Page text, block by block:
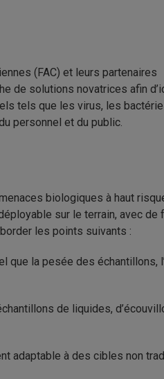
(FAC) et leurs partenaires
de solutions novatrices afin
tels que les virus, les
personnel et du public.
biologiques à haut
sur le terrain, avec de
les points suivants :
que la pesée des échantillons,
de liquides,
adaptable à des cibles non